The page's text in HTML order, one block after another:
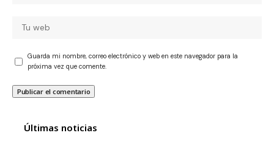
Guarda mi nombre, correo electrónico y web en este navegador para la
próxima vez que comente.
Últimas noticias